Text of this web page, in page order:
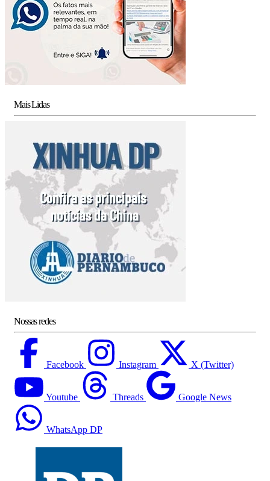
Mais Lidas
Nossas redes
Facebook Instagram X (Twitter)
Youtube Threads Google News
WhatsApp DP